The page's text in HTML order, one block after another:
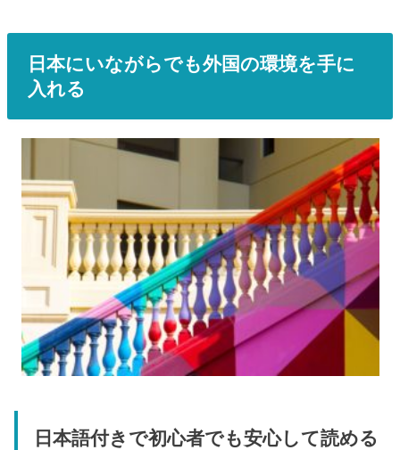
日本にいながらでも外国の環境を手に
入れる
日本語付きで初心者でも安心して読める